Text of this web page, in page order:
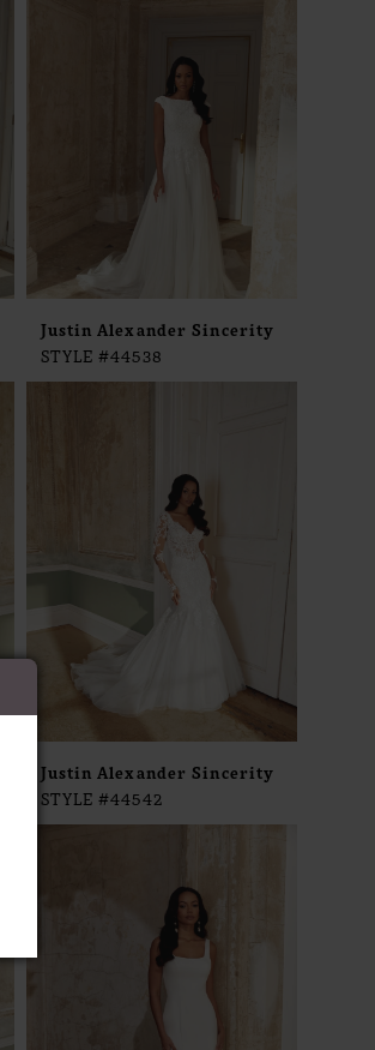
Justin Alexander Sincerity
STYLE #44538
Justin Alexander Sincerity
STYLE #44542